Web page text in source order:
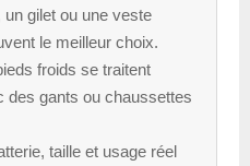
gilet ou une veste
le meilleur choix.
froids se traitent
des gants ou chaussettes
taille et usage réel